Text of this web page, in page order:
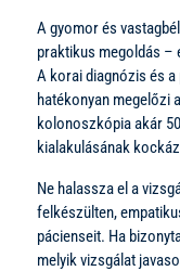
A gyomor és
praktikus megoldás –
A korai diagnózis és
hatékonyan megelőzi
kolonoszkópia akár
kialakulásának
Ne halassza el a
felkészülten,
pácienseit. Ha
melyik vizsgálat